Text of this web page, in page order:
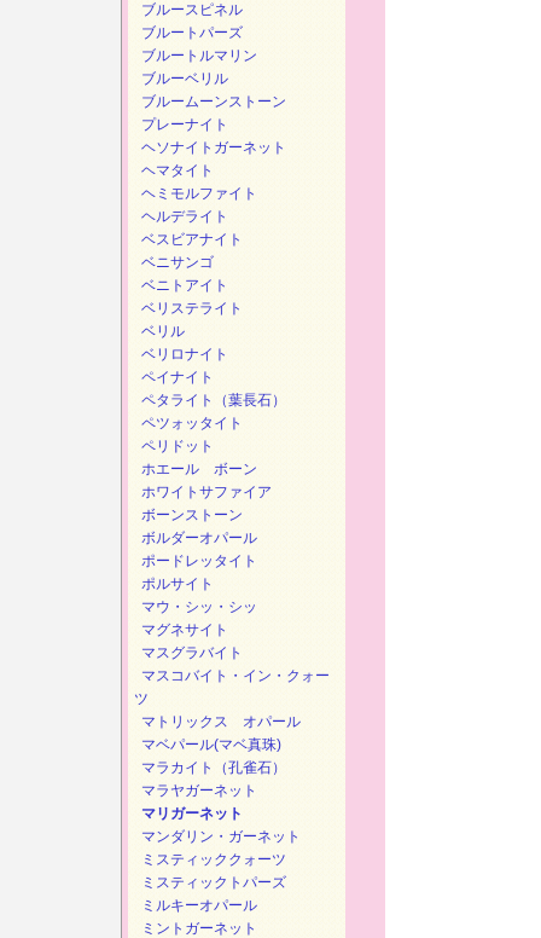
ブルースピネル
ブルートパーズ
ブルートルマリン
ブルーベリル
ブルームーンストーン
プレーナイト
ヘソナイトガーネット
ヘマタイト
ヘミモルファイト
ヘルデライト
ベスビアナイト
ベニサンゴ
ベニトアイト
ベリステライト
ベリル
ベリロナイト
ペイナイト
ペタライト（葉長石）
ペツォッタイト
ペリドット
ホエール ボーン
ホワイトサファイア
ボーンストーン
ボルダーオパール
ポードレッタイト
ポルサイト
マウ・シッ・シッ
マグネサイト
マスグラバイト
マスコバイト・イン・クォー
ツ
マトリックス オパール
マベパール(マベ真珠)
マラカイト（孔雀石）
マラヤガーネット
マリガーネット
マンダリン・ガーネット
ミスティッククォーツ
ミスティックトパーズ
ミルキーオパール
ミントガーネット